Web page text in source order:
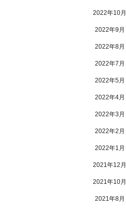
2022年10月
2022年9月
2022年8月
2022年7月
2022年5月
2022年4月
2022年3月
2022年2月
2022年1月
2021年12月
2021年10月
2021年8月